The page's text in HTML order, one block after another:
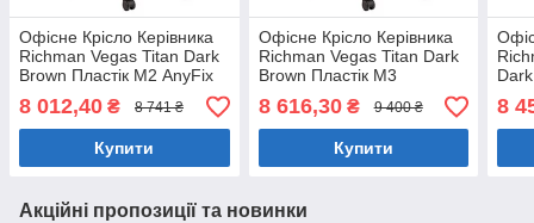
Офісне Крісло Керівника
Richman Vegas Titan Dark
Brown Пластік М2 AnyFix
Коричневий
8 012,40 ₴ 8 741 ₴
Купити
Офісне Крісло Керівника
Richman Vegas Titan Dark
Brown Пластік М3
MultiBlock Коричневий
8 616,30₴ 9 400 ₴
Купити
Tilt
8
Акційні пропозиції та новинки